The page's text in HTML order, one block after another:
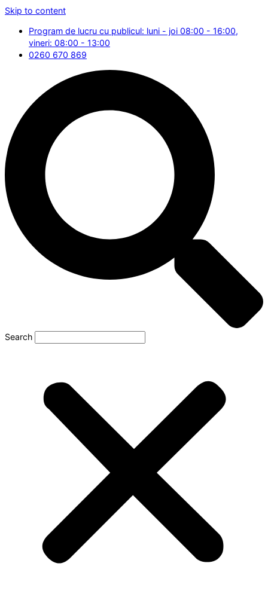
Skip to content
Program de lucru cu publicul: luni - joi 08:00 - 16:00,
vineri: 08:00 - 13:00
0260 670 869
Search